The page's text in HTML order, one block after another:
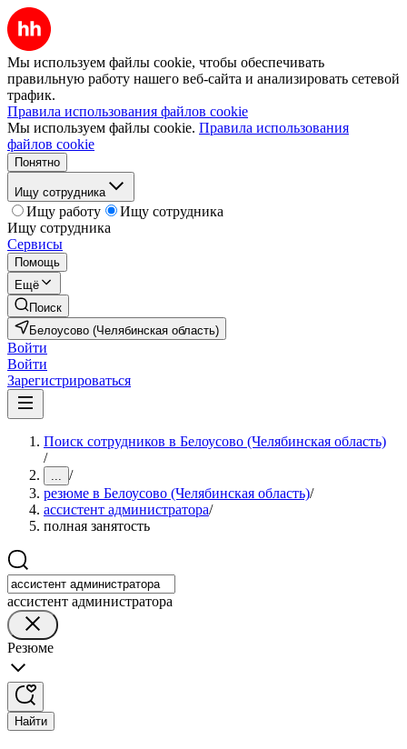
Мы используем файлы cookie, чтобы обеспечивать
правильную работу нашего веб-сайта и анализировать сетевой
трафик.
Правила использования файлов cookie
Мы используем файлы cookie. Правила использования
файлов cookie
Понятно
Ищу сотрудника
Ищу работу
Ищу сотрудника
Ищу сотрудника
Сервисы
Помощь
Ещё
Поиск
Белоусово (Челябинская область)
Войти
Войти
Зарегистрироваться
Поиск сотрудников в Белоусово (Челябинская область)
/
... /
резюме в Белоусово (Челябинская область)/
ассистент администратора/
полная занятость
ассистент администратора
Резюме
Найти